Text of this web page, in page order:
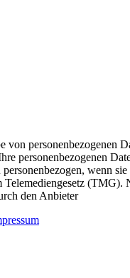
von personenbezogenen
personenbezogenen
wenn
den Anbieter